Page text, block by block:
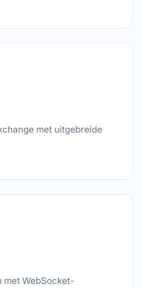
met uitgebreide
WebSocket-